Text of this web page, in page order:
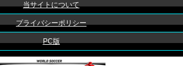
当サイトについて
プライバシーポリシー
PC版